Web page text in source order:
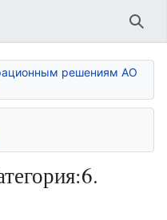
решениям АО